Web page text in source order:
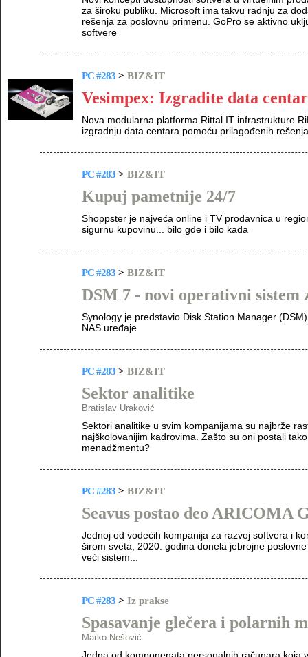
za široku publiku. Microsoft ima takvu radnju za
rešenja za poslovnu primenu. GoPro se aktivno
softvere
PC #283 > BIZ&IT
Vesimpex: Izgradite data centar
Nova modularna platforma Rittal IT infrastrukture
izgradnju data centara pomoću prilagođenih
PC #283 > BIZ&IT
Kupuj pametnije 24/7
Shoppster je najveća online i TV prodavnica u
sigurnu kupovinu... bilo gde i bilo kada
PC #283 > BIZ&IT
DSM 7 - novi operativni sistem
Synology je predstavio Disk Station Manager
NAS uređaje
PC #283 > BIZ&IT
Sektor analitike
Bratislav Uraković
Sektori analitike u svim kompanijama su najbrže
najškolovanijim kadrovima. Zašto su oni postali
menadžmentu?
PC #283 > BIZ&IT
Seavus postao deo ARICOMA
Jednoj od vodećih kompanija za razvoj softvera i
širom sveta, 2020. godina donela jebrojne
veći sistem...
PC #283 > Iz prakse
Spasavanje glečera i polarnih
Marko Nešović